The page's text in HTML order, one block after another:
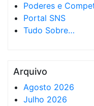
Poderes e
Portal SNS
Tudo Sobre…
Arquivo
Agosto 2026
Julho 2026